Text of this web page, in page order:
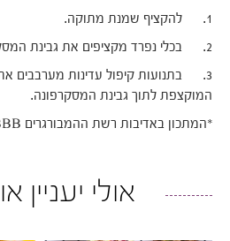
1. להקציף שמנת מתוקה.
2. בכלי נפרד מקציפים את גבינת המסקרפונה עם הסוכר והמלח.
3. בתנועות קיפול עדינות מערבבים
המוקצפת לתוך גבינת המסקרפונה.
*המתכון באדיבות רשת ההמבורגרים BBB
אולי יעניין